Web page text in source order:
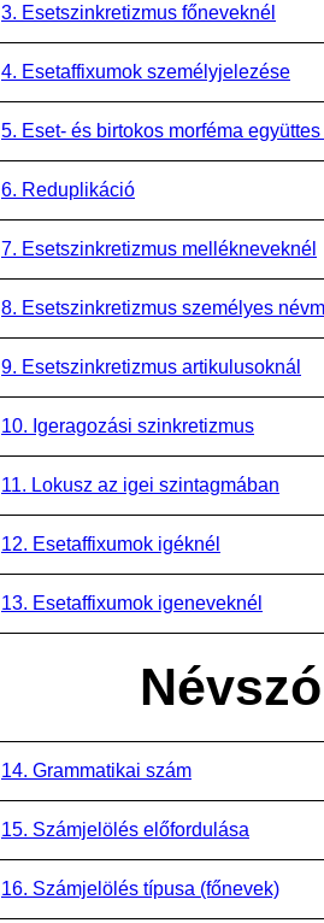
3. Esetszinkretizmus főneveknél
4. Esetaffixumok személyjelezése
5. Eset- és birtokos morféma
6. Reduplikáció
7. Esetszinkretizmus mellékneveknél
8. Esetszinkretizmus személyes
9. Esetszinkretizmus artikulusoknál
10. Igeragozási szinkretizmus
11. Lokusz az igei szintagmában
12. Esetaffixumok igéknél
13. Esetaffixumok igeneveknél
14. Grammatikai szám
15. Számjelölés előfordulása
16. Számjelölés típusa (főnevek)